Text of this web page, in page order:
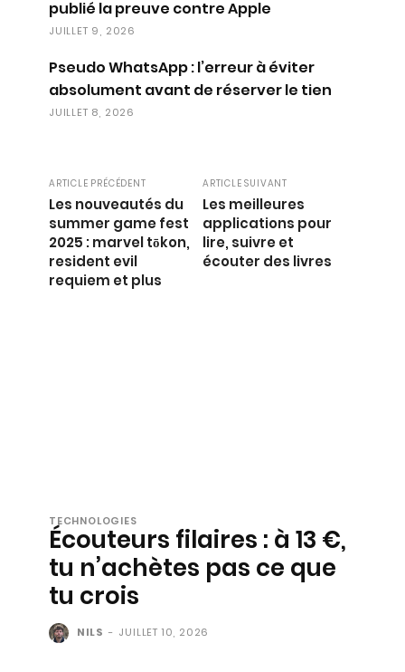
publié la preuve contre Apple
JUILLET 9, 2026
Pseudo WhatsApp : l’erreur à éviter
absolument avant de réserver le tien
JUILLET 8, 2026
ARTICLE PRÉCÉDENT
Les nouveautés du
summer game fest
2025 : marvel tōkon,
resident evil
requiem et plus
ARTICLE SUIVANT
Les meilleures
applications pour
lire, suivre et
écouter des livres
TECHNOLOGIES
Écouteurs filaires : à 13 €,
tu n’achètes pas ce que
tu crois
NILS - JUILLET 10, 2026